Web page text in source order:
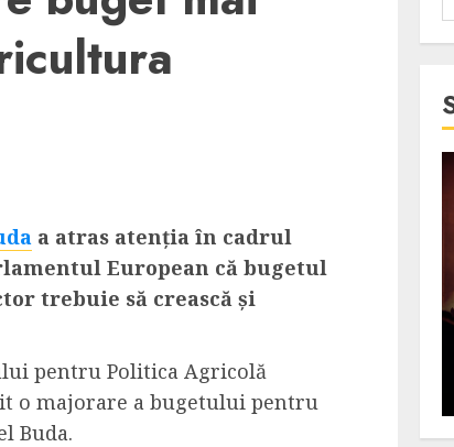
a atras atenția în cadrul
European că bugetul
trebuie să crească și
pentru Politica Agricolă
o majorare a bugetului pentru
Buda.
un
SpotOn Cluj
Festivalurile Clujului. De
ce atrage Clujul tinerii si
an?
ALEXANDRU S. DECEMBER 13, 2023